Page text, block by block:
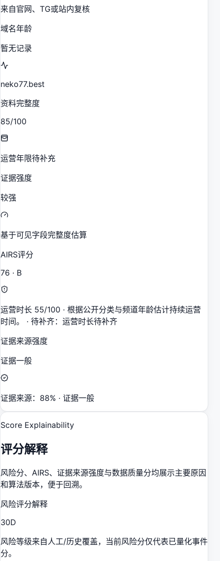
来自官网、TG或站内复核
域名年龄
暂无记录
neko77.best
资料完整度
85/100
运营年限待补充
证据强度
较强
基于可见字段完整度估算
AIRS评分
76 · B
运营时长 55/100 · 根据公开分类与频道年龄估计持续运营
时间。 · 待补齐：运营时长待补齐
证据来源强度
证据一般
证据来源：88% · 证据一般
Score Explainability
评分解释
风险分、AIRS、证据来源强度与数据质量分均展示主要原因
和算法版本，便于回溯。
风险评分解释
30D
风险等级来自人工/历史覆盖，当前风险分仅代表已量化事件
分。